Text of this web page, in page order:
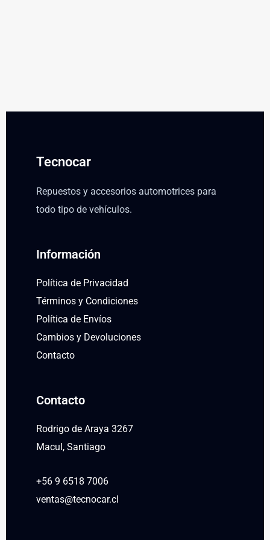
Tecnocar
Repuestos y accesorios automotrices para
todo tipo de vehículos.
Información
Política de Privacidad
Términos y Condiciones
Política de Envíos
Cambios y Devoluciones
Contacto
Contacto
Rodrigo de Araya 3267
Macul, Santiago
+56 9 6518 7006
ventas@tecnocar.cl